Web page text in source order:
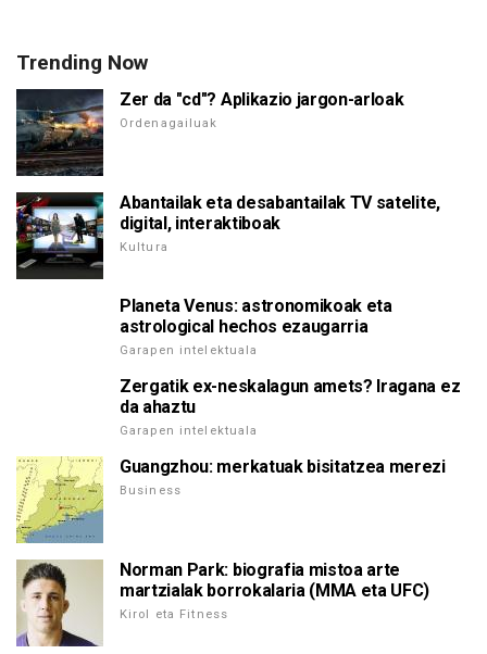
Trending Now
Zer da "cd"? Aplikazio jargon-arloak
Ordenagailuak
Abantailak eta desabantailak TV satelite,
digital, interaktiboak
Kultura
Planeta Venus: astronomikoak eta
astrological hechos ezaugarria
Garapen intelektuala
Zergatik ex-neskalagun amets? Iragana ez
da ahaztu
Garapen intelektuala
Guangzhou: merkatuak bisitatzea merezi
Business
Norman Park: biografia mistoa arte
martzialak borrokalaria (MMA eta UFC)
Kirol eta Fitness